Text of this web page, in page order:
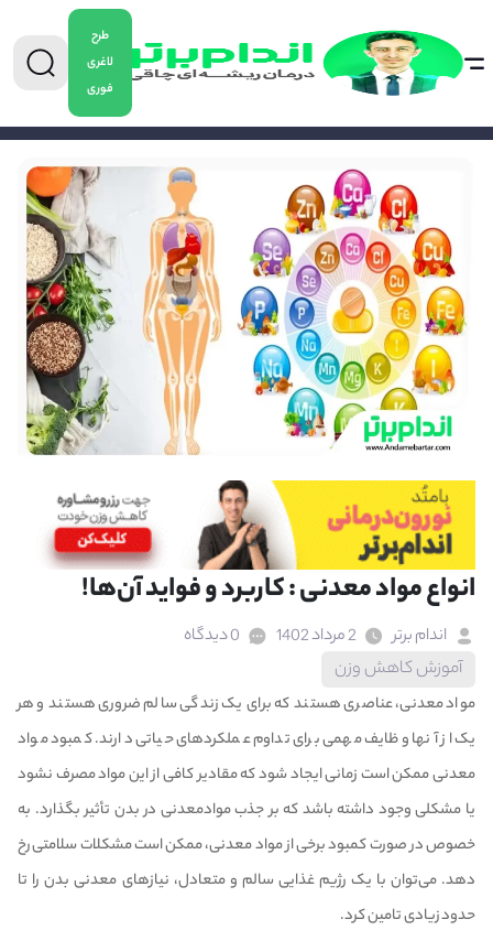
طرح
لاغری
فوری
0904-5478882
انواع مواد معدنی : کاربرد و فواید آن‌ها!
اندام برتر
آموزش کاهش وزن
مواد معدنی، عناصری هستند که برای یک زندگی سالم ضروری هستند و هر
یک از آنها وظایف مهمی برای تداوم عملکردهای حیاتی دارند. کمبود مواد
معدنی ممکن است زمانی ایجاد شود که مقادیر کافی از این مواد مصرف نشود
یا مشکلی وجود داشته باشد که بر جذب موادمعدنی در بدن تأثیر بگذارد. به
خصوص در صورت کمبود برخی از مواد معدنی، ممکن است مشکلات سلامتی رخ
دهد. می‌توان با یک رژیم غذایی سالم و متعادل، نیازهای معدنی بدن را تا
حدود زیادی تامین کرد.